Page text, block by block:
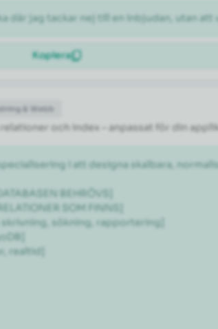
där jag tackar nej till en inbjudan, utan att
Kopiera
& Webb
och index – anpassat för din
i att designa skalbara,
BEHRÖVS]
SOM FINNS]
sökning, rapportering]
realtid]